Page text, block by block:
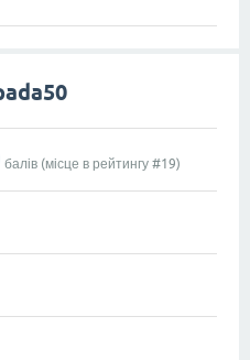
балів (місце в рейтингу #19)